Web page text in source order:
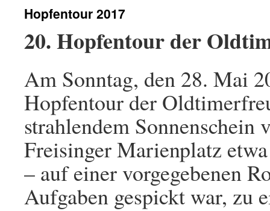
Hopfentour 2017
20. Hopfentour der
Am Sonntag, den 28. Mai
Hopfentour der
strahlendem Sonnenschein
Freisinger Marienplatz
– auf einer vorgegebenen
Aufgaben gespickt war, zu